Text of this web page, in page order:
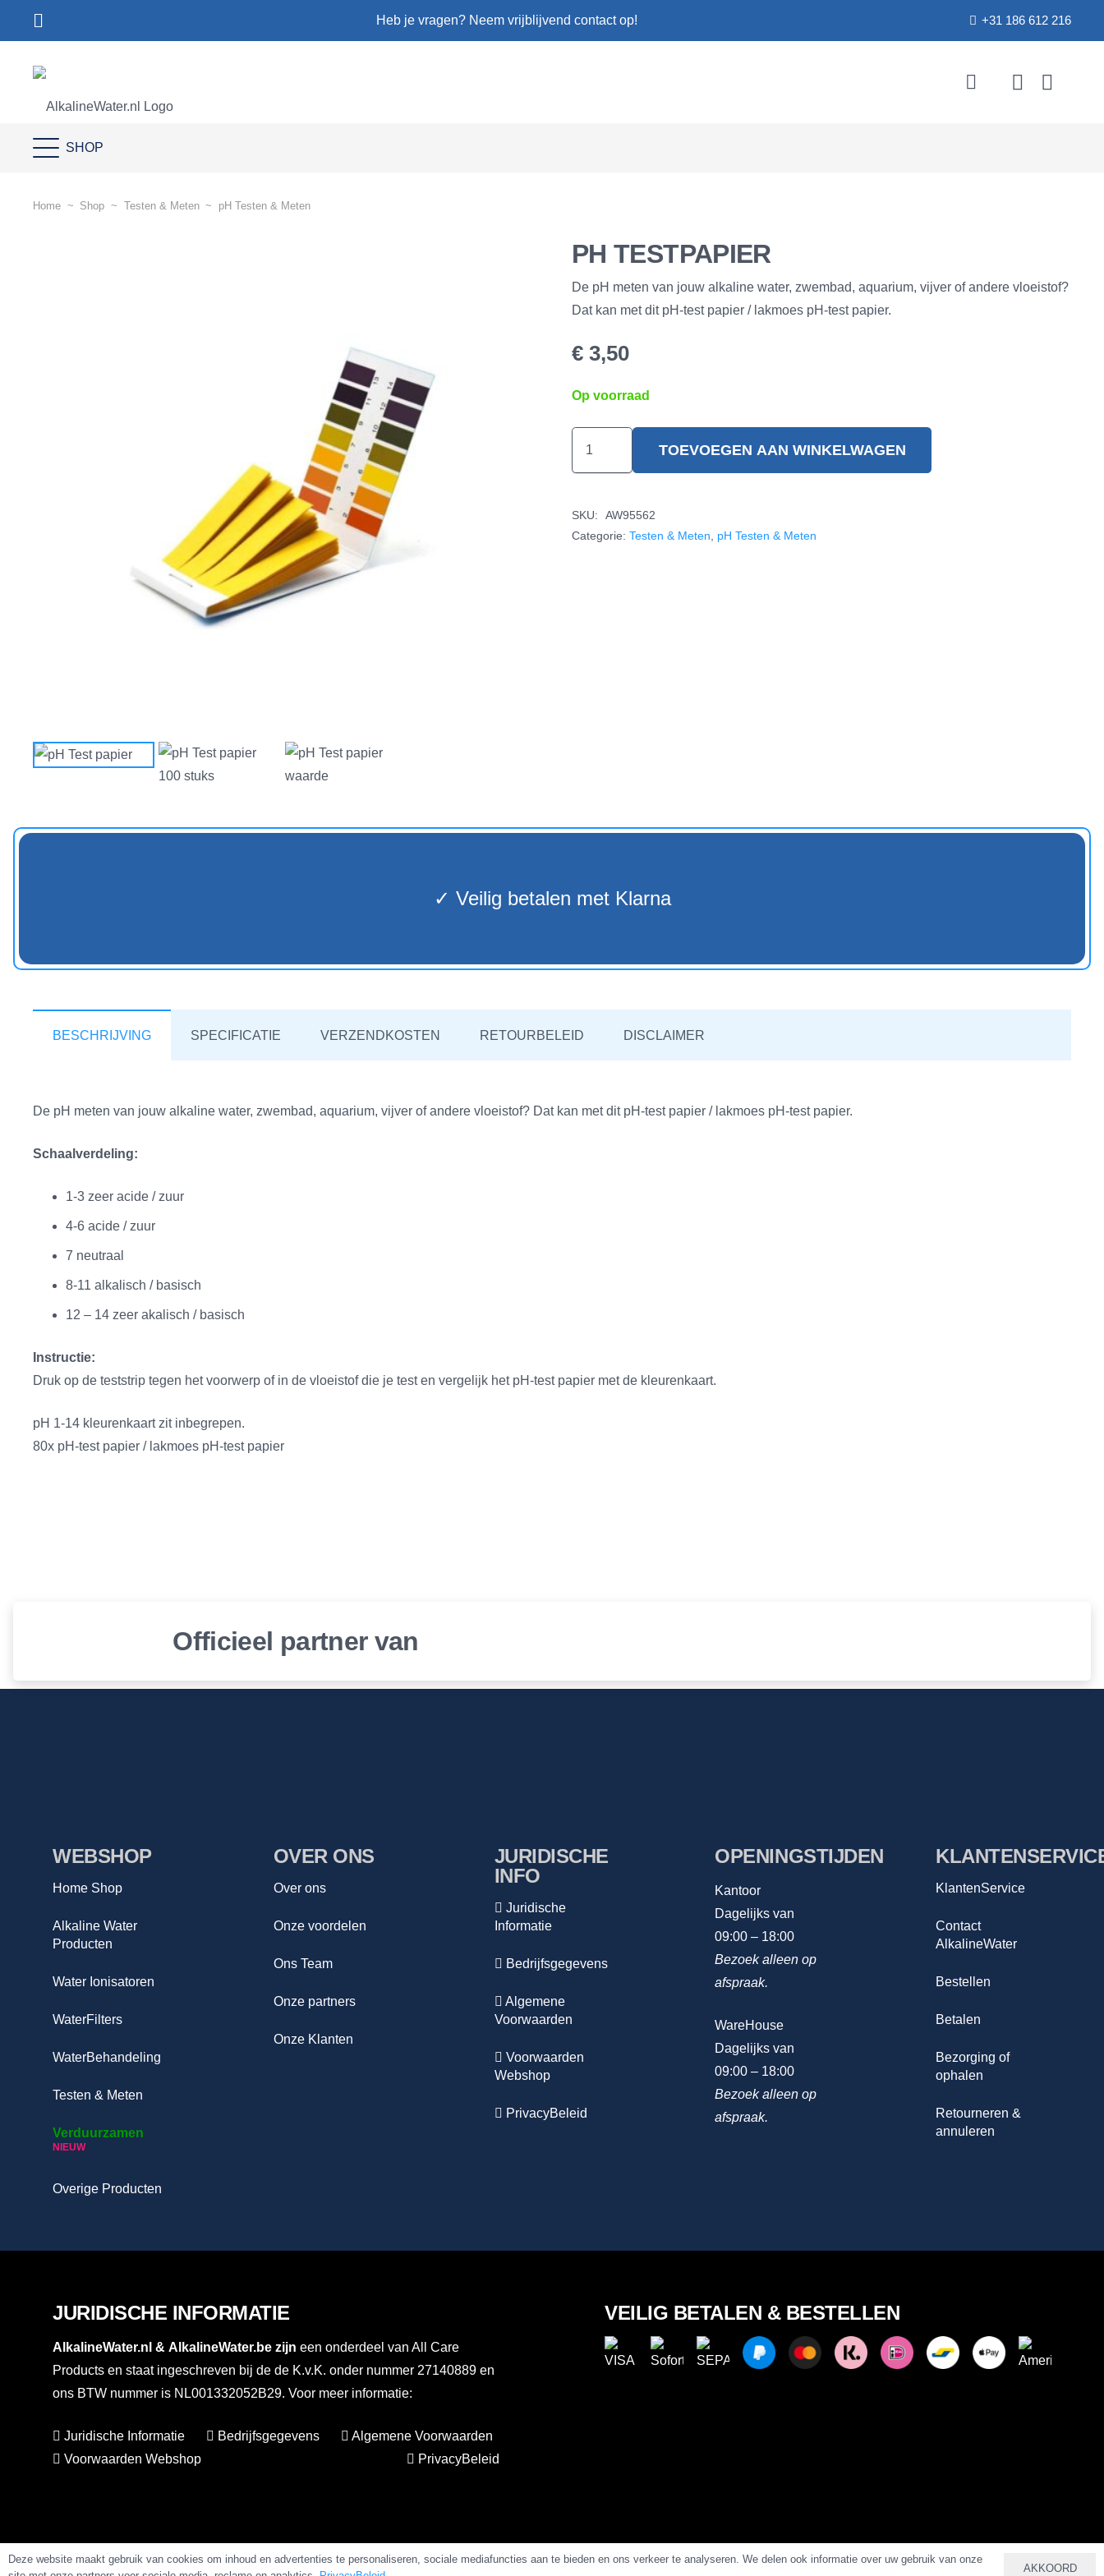
Heb je vragen? Neem vrijblijvend contact op! +31 186 612 216
SHOP
Home ~ Shop ~ Testen & Meten ~ pH Testen & Meten
PH TESTPAPIER
De pH meten van jouw alkaline water, zwembad, aquarium, vijver of andere vloeistof?
Dat kan met dit pH-test papier / lakmoes pH-test papier.
€ 3,50
Op voorraad
TOEVOEGEN AAN WINKELWAGEN
SKU:
AW95562
Categorie: Testen & Meten, pH Testen & Meten
✓ Veilig betalen met Klarna
BESCHRIJVING SPECIFICATIE VERZENDKOSTEN RETOURBELEID DISCLAIMER
De pH meten van jouw alkaline water, zwembad, aquarium, vijver of andere vloeistof? Dat kan met dit pH-test papier / lakmoes pH-test papier.
Schaalverdeling:
1-3 zeer acide / zuur
4-6 acide / zuur
7 neutraal
8-11 alkalisch / basisch
12 – 14 zeer akalisch / basisch
Instructie:
Druk op de teststrip tegen het voorwerp of in de vloeistof die je test en vergelijk het pH-test papier met de kleurenkaart.
pH 1-14 kleurenkaart zit inbegrepen.
80x pH-test papier / lakmoes pH-test papier
Officieel partner van
WEBSHOP
Home Shop
Alkaline Water
Producten
Water Ionisatoren
WaterFilters
WaterBehandeling
Testen & Meten
Verduurzamen
NIEUW
Overige Producten
OVER ONS
Over ons
Onze voordelen
Ons Team
Onze partners
Onze Klanten
JURIDISCHE
INFO
Juridische
Informatie
Bedrijfsgegevens
Algemene
Voorwaarden
Voorwaarden
Webshop
PrivacyBeleid
OPENINGSTIJDEN
Kantoor
Dagelijks van
09:00 – 18:00
Bezoek alleen op
afspraak.
WareHouse
Dagelijks van
09:00 – 18:00
Bezoek alleen op
afspraak.
KlantenService
Contact
AlkalineWater
Bestellen
Betalen
Bezorging of
ophalen
Retourneren &
annuleren
JURIDISCHE INFORMATIE
AlkalineWater.nl & AlkalineWater.be zijn een onderdeel van All Care
Products en staat ingeschreven bij de de K.v.K. onder nummer 27140889 en
ons BTW nummer is NL001332052B29. Voor meer informatie:
Juridische Informatie Bedrijfsgegevens
Algemene Voorwaarden
Voorwaarden Webshop
PrivacyBeleid
VEILIG BETALEN & BESTELLEN
Deze website maakt gebruik van cookies om inhoud en advertenties te personaliseren, sociale mediafuncties aan te bieden en ons verkeer te analyseren. We delen ook informatie over uw gebruik van onze
AKKOORD